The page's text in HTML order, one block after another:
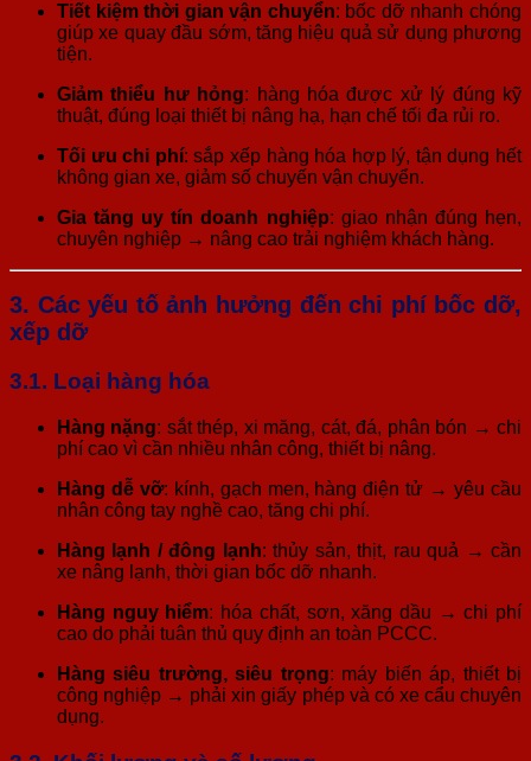
Tiết kiệm thời gian vận chuyển: bốc dỡ nhanh chóng
giúp xe quay đầu sớm, tăng hiệu quả sử dụng phương
tiện.
Giảm thiểu hư hỏng: hàng hóa được xử lý đúng kỹ
thuật, đúng loại thiết bị nâng hạ, hạn chế tối đa rủi ro.
Tối ưu chi phí: sắp xếp hàng hóa hợp lý, tận dụng hết
không gian xe, giảm số chuyến vận chuyển.
Gia tăng uy tín doanh nghiệp: giao nhận đúng hẹn,
chuyên nghiệp → nâng cao trải nghiệm khách hàng.
3. Các yếu tố ảnh hưởng đến chi phí bốc dỡ,
xếp dỡ
3.1. Loại hàng hóa
Hàng nặng: sắt thép, xi măng, cát, đá, phân bón → chi
phí cao vì cần nhiều nhân công, thiết bị nâng.
Hàng dễ vỡ: kính, gạch men, hàng điện tử → yêu cầu
nhân công tay nghề cao, tăng chi phí.
Hàng lạnh / đông lạnh: thủy sản, thịt, rau quả → cần
xe nâng lạnh, thời gian bốc dỡ nhanh.
Hàng nguy hiểm: hóa chất, sơn, xăng dầu → chi phí
cao do phải tuân thủ quy định an toàn PCCC.
Hàng siêu trường, siêu trọng: máy biến áp, thiết bị
công nghiệp → phải xin giấy phép và có xe cẩu chuyên
dụng.